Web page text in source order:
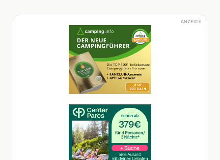
ANZEIGE